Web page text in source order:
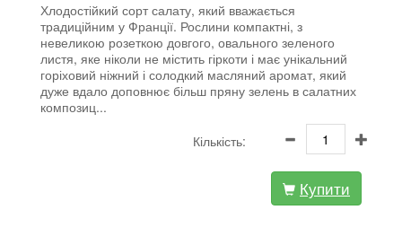
Хлодостійкий сорт салату, який вважається
традиційним у Франції. Рослини компактні, з
невеликою розеткою довгого, овального зеленого
листя, яке ніколи не містить гіркоти і має унікальний
горіховий ніжний і солодкий масляний аромат, який
дуже вдало доповнює більш пряну зелень в салатних
композиц...
Кількість:
Купити